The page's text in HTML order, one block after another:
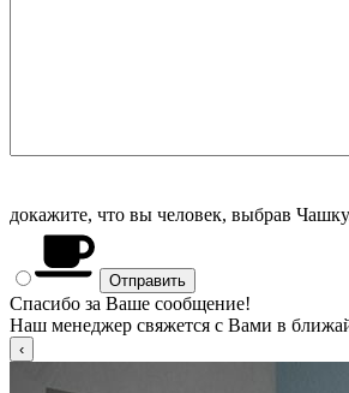
докажите, что вы человек, выбрав Чашку
Спасибо за Ваше сообщение!
Наш менеджер свяжется с Вами в